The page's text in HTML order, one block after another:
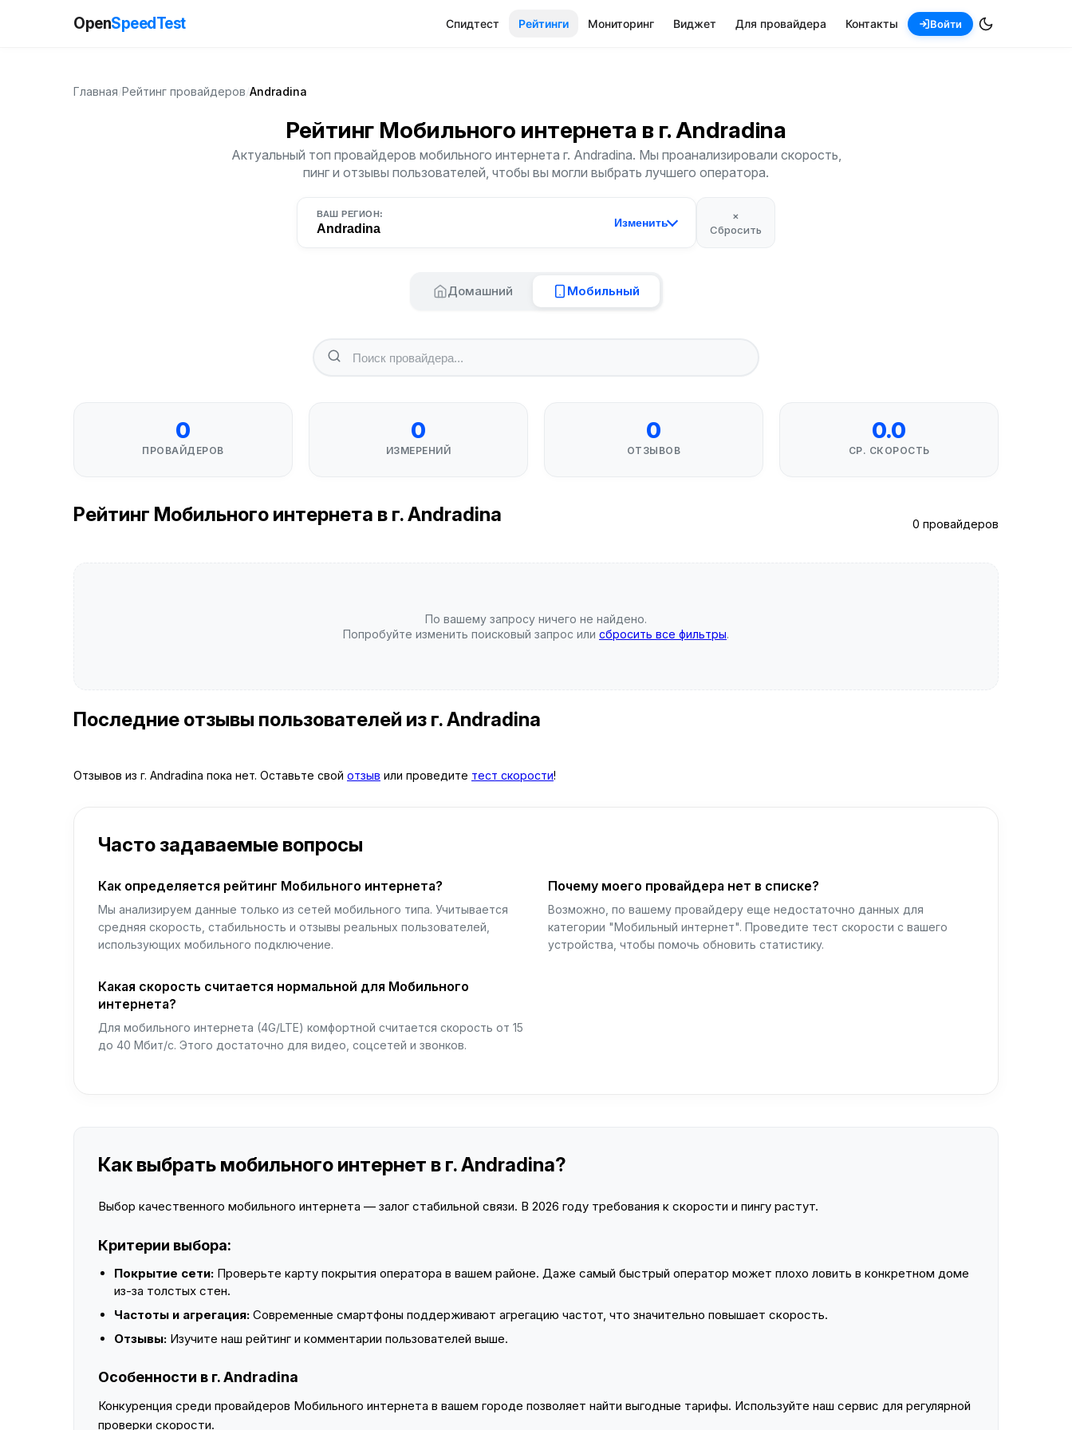
OpenSpeedTest Спидтест Рейтинги Мониторинг Виджет Для провайдера Контакты Войти
Главная Рейтинг провайдеров Andradina
Рейтинг Мобильного интернета в г. Andradina
Актуальный топ провайдеров мобильного интернета г. Andradina. Мы проанализировали скорость,
пинг и отзывы пользователей, чтобы вы могли выбрать лучшего оператора.
ВАШ РЕГИОН:
Andradina Изменить
×
Сбросить
Домашний Мобильный
0
ПРОВАЙДЕРОВ
0
ИЗМЕРЕНИЙ
0
ОТЗЫВОВ
0.0
СР. СКОРОСТЬ
Рейтинг Мобильного интернета в г. Andradina 0 провайдеров
По вашему запросу ничего не найдено.
Попробуйте изменить поисковый запрос или сбросить все фильтры.
Последние отзывы пользователей из г. Andradina
Отзывов из г. Andradina пока нет. Оставьте свой отзыв или проведите тест скорости!
Часто задаваемые вопросы
Как определяется рейтинг Мобильного интернета?
Мы анализируем данные только из сетей мобильного типа. Учитывается
средняя скорость, стабильность и отзывы реальных пользователей,
использующих мобильного подключение.
Почему моего провайдера нет в списке?
Возможно, по вашему провайдеру еще недостаточно данных для
категории "Мобильный интернет". Проведите тест скорости с вашего
устройства, чтобы помочь обновить статистику.
Какая скорость считается нормальной для Мобильного
интернета?
Для мобильного интернета (4G/LTE) комфортной считается скорость от 15
до 40 Мбит/с. Этого достаточно для видео, соцсетей и звонков.
Как выбрать мобильного интернет в г. Andradina?
Выбор качественного мобильного интернета — залог стабильной связи. В 2026 году требования к скорости и пингу растут.
Критерии выбора:
Покрытие сети: Проверьте карту покрытия оператора в вашем районе. Даже самый быстрый оператор может плохо ловить в конкретном доме
из-за толстых стен.
Частоты и агрегация: Современные смартфоны поддерживают агрегацию частот, что значительно повышает скорость.
Отзывы: Изучите наш рейтинг и комментарии пользователей выше.
Особенности в г. Andradina
Конкуренция среди провайдеров Мобильного интернета в вашем городе позволяет найти выгодные тарифы. Используйте наш сервис для регулярной
проверки скорости.